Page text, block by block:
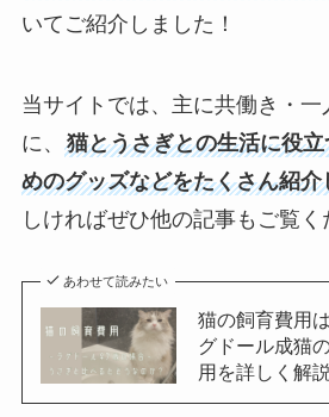
いてご紹介しました！
当サイトでは、主に共働き・
に、 猫とうさぎとの生活に役
めのグッズなどをたくさん紹介
しければぜひ他の記事もご覧く
あわせて読みたい
猫の飼育費用
グドール成猫
用を詳しく解説